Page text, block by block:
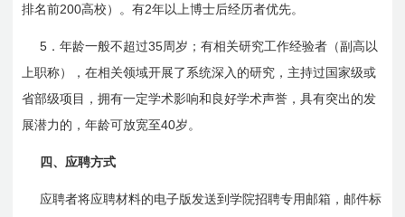
排名前200高校）。有2年以上博士后经历者优先。
5 ．年龄一般不超过35周岁；有相关研究工作经验者（副高以
上职称），在相关领域开展了系统深入的研究，主持过国家级或
省部级项目，拥有一定学术影响和良好学术声誉，具有突出的发
展潜力的，年龄可放宽至40岁。
四、应聘方式
应聘者将应聘材料的电子版发送到学院招聘专用邮箱，邮件标